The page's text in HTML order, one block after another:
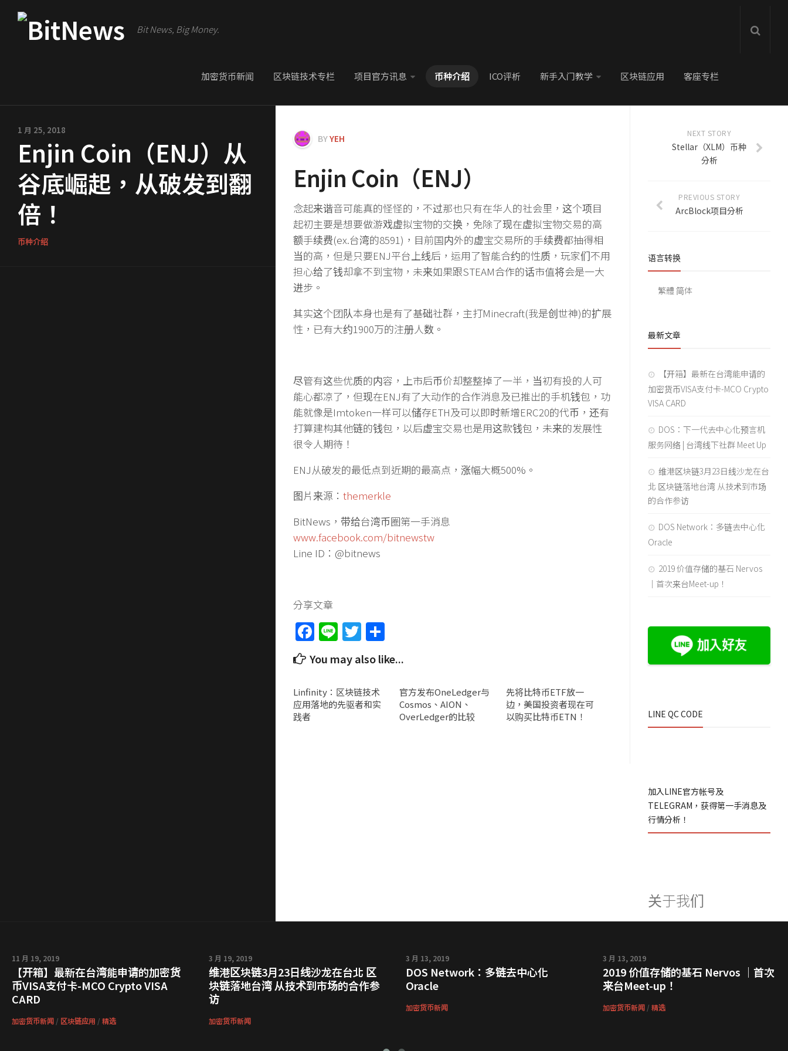
Bit News, Big Money.
加密货币新闻 区块链技术专栏 项目官方讯息 币种介绍 ICO评析 新手入门教学 区块链应用 客座专栏
1 月 25, 2018
Enjin Coin（ENJ）从
谷底崛起，从破发到翻
倍！
币种介绍
BYYEH
Enjin Coin（ENJ）
念起来谐音可能真的怪怪的，不过那也只有在华人的社会里，这个项目
起初主要是想要做游戏虚拟宝物的交换，免除了现在虚拟宝物交易的高
额手续费(ex.台湾的8591)，目前国内外的虚宝交易所的手续费都抽得相
当的高，但是只要ENJ平台上线后，运用了智能合约的性质，玩家们不用
担心给了钱却拿不到宝物，未来如果跟STEAM合作的话市值将会是一大
进步。
其实这个团队本身也是有了基础社群，主打Minecraft(我是创世神)的扩展
性，已有大约1900万的注册人数。
尽管有这些优质的内容，上市后币价却整整掉了一半，当初有投的人可
能心都凉了，但现在ENJ有了大动作的合作消息及已推出的手机钱包，功
能就像是Imtoken一样可以储存ETH及可以即时新增ERC20的代币，还有
打算建构其他链的钱包，以后虚宝交易也是用这款钱包，未来的发展性
很令人期待！
ENJ从破发的最低点到近期的最高点，涨幅大概500%。
图片来源：themerkle
BitNews，带给台湾币圈第一手消息
www.facebook.com/bitnewstw
Line ID：@bitnews
分享文章
Facebook
LineTwitter
You may also like...
Linfinity：区块链技术
应用落地的先驱者和实
践者
官方发布OneLedger与
Cosmos、AION、
OverLedger的比较
先将比特币ETF放一
边，美国投资者现在可
以购买比特币ETN！
NEXT STORY
Stellar（XLM）币种
分析
PREVIOUS STORY
ArcBlock项目分析
语言转换
繁體 简体
最新文章
【开箱】最新在台湾能申请的
加密货币VISA支付卡-MCO Crypto
VISA CARD
DOS：下一代去中心化预言机
服务网络 | 台湾线下社群 Meet Up
维港区块链3月23日线沙龙在台
北 区块链落地台湾 从技术到市场
的合作参访
DOS Network：多链去中心化
Oracle
2019 价值存储的基石 Nervos
｜首次来台Meet-up！
LINE QC CODE
加入LINE官方帐号及
TELEGRAM，获得第一手消息及
行情分析！
关于我们
11 月 19, 2019
【开箱】最新在台湾能申请的加密货
币VISA支付卡-MCO Crypto VISA
CARD
加密货币新闻 / 区块链应用 / 精选
3 月 19, 2019
维港区块链3月23日线沙龙在台北 区
块链落地台湾 从技术到市场的合作参
访
加密货币新闻
3 月 13, 2019
DOS Network：多链去中心化
Oracle
加密货币新闻
3 月 13, 2019
2019 价值存储的基石 Nervos ｜首次
来台Meet-up！
加密货币新闻 / 精选